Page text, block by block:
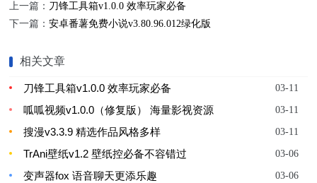
上一篇： 刀锋工具箱v1.0.0 效率玩家必备
下一篇：安卓番薯免费小说v3.80.96.012绿化版
相关文章
03-11
刀锋工具箱v1.0.0 效率玩家必备
03-11
呱呱视频v1.0.0（修复版） 海量影视资源
03-11
搜漫v3.3.9 精选作品风格多样
03-06
TrAni壁纸v1.2 壁纸控必备不容错过
03-06
变声器fox 语音聊天更添乐趣